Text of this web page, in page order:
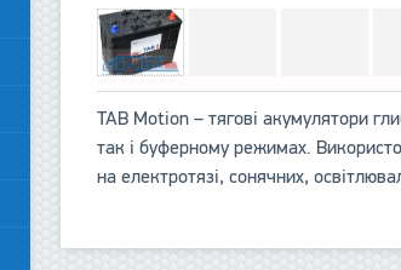
TAB Motion – тягові акумулятори
так і буферному режимах.
на електротязі, сонячних,